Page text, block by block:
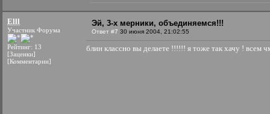
Elll
Участник Форума
Рейтинг: 13
[Заценки]
[Комментарии]
Эй, 3-х мерники, объединяемся!!!
Ответ #7 30 июня 2004, 21:02:55
блин классно вы делаете !!!!!! я тоже так хачу ! всем